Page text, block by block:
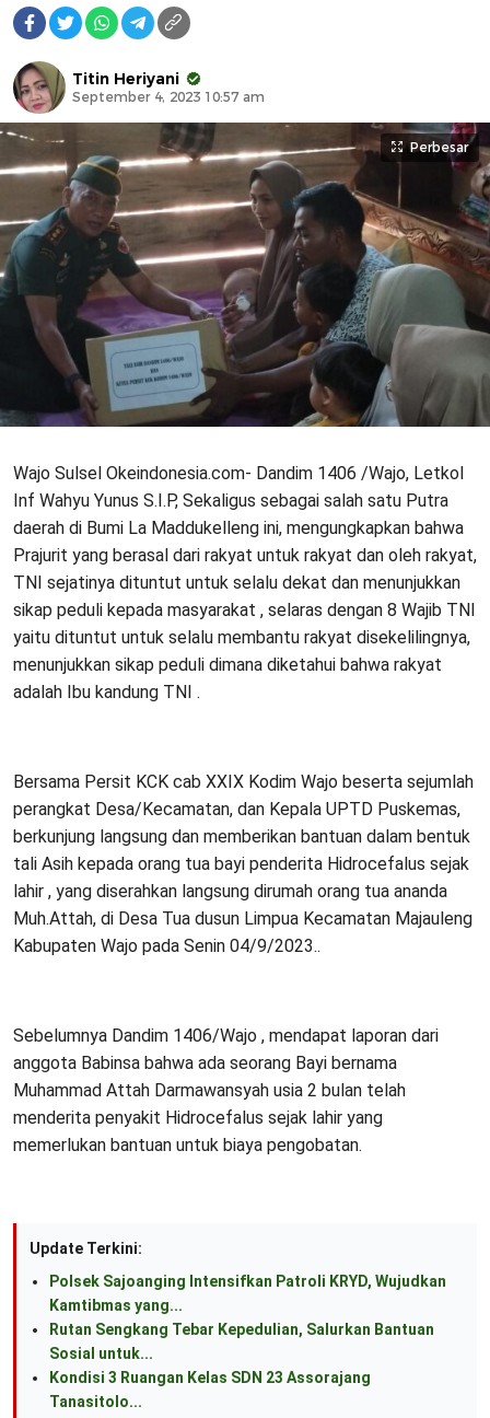
Titin Heriyani
September 4, 2023 10:57 am
Perbesar
Wajo Sulsel Okeindonesia.com- Dandim 1406 /Wajo, Letkol
Inf Wahyu Yunus S.I.P, Sekaligus sebagai salah satu Putra
daerah di Bumi La Maddukelleng ini, mengungkapkan bahwa
Prajurit yang berasal dari rakyat untuk rakyat dan oleh rakyat,
TNI sejatinya dituntut untuk selalu dekat dan menunjukkan
sikap peduli kepada masyarakat , selaras dengan 8 Wajib TNI
yaitu dituntut untuk selalu membantu rakyat disekelilingnya,
menunjukkan sikap peduli dimana diketahui bahwa rakyat
adalah Ibu kandung TNI .
Bersama Persit KCK cab XXIX Kodim Wajo beserta sejumlah
perangkat Desa/Kecamatan, dan Kepala UPTD Puskemas,
berkunjung langsung dan memberikan bantuan dalam bentuk
tali Asih kepada orang tua bayi penderita Hidrocefalus sejak
lahir , yang diserahkan langsung dirumah orang tua ananda
Muh.Attah, di Desa Tua dusun Limpua Kecamatan Majauleng
Kabupaten Wajo pada Senin 04/9/2023..
Sebelumnya Dandim 1406/Wajo , mendapat laporan dari
anggota Babinsa bahwa ada seorang Bayi bernama
Muhammad Attah Darmawansyah usia 2 bulan telah
menderita penyakit Hidrocefalus sejak lahir yang
memerlukan bantuan untuk biaya pengobatan.
Update Terkini:
Polsek Sajoanging Intensifkan Patroli KRYD, Wujudkan
Kamtibmas yang...
Rutan Sengkang Tebar Kepedulian, Salurkan Bantuan
Sosial untuk...
Kondisi 3 Ruangan Kelas SDN 23 Assorajang
Tanasitolo...